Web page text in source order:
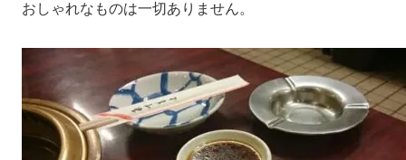
おしゃれなものは一切ありません。